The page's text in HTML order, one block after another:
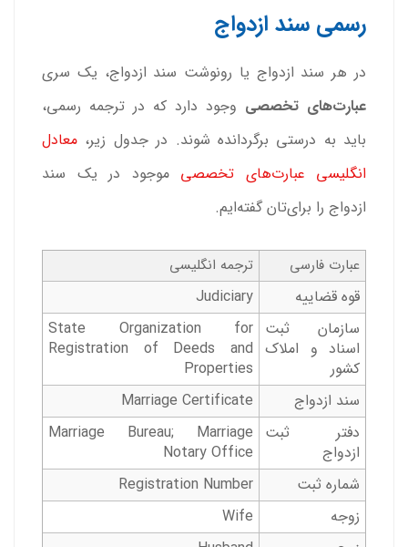
رسمی سند ازدواج
در هر سند ازدواج یا رونوشت سند ازدواج، یک سری
عبارت‌های تخصصی وجود دارد که در ترجمه رسمی،
باید به درستی برگردانده شوند. در جدول زیر، معادل
انگلیسی عبارت‌های تخصصی موجود در یک سند
ازدواج را برای‌تان گفته‌ایم.
عبارت فارسی ترجمه انگلیسی
قوه قضاییه
Judiciary
سازمان ثبت
اسناد و املاک
کشور
State Organization for
Registration of Deeds and
Properties
سند ازدواج
Marriage Certificate
دفتر ثبت
ازدواج
‌Marriage Bureau; Marriage
Notary Office
شماره ثبت
Registration Number
زوجه
Wife